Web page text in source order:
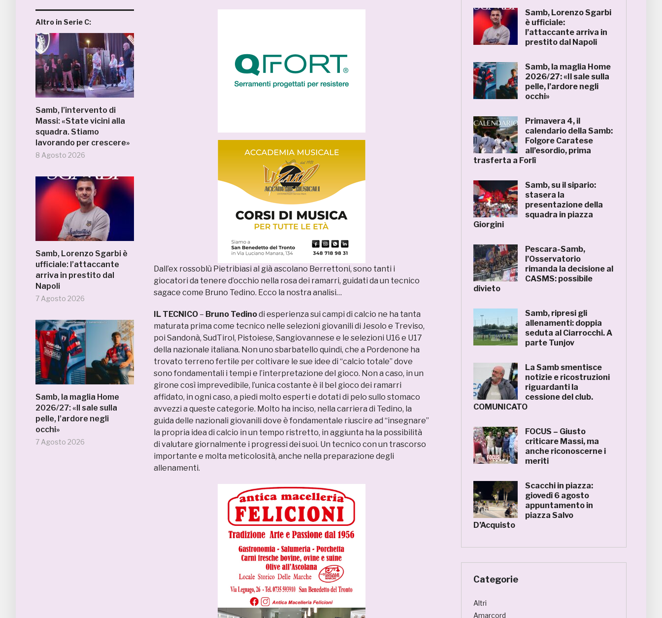
Altro in Serie C:
Samb, l’intervento di
Massi: «State vicini alla
squadra. Stiamo
lavorando per crescere»
8 Agosto 2026
Samb, Lorenzo Sgarbi è
ufficiale: l’attaccante
arriva in prestito dal
Napoli
7 Agosto 2026
Samb, la maglia Home
2026/27: «Il sale sulla
pelle, l’ardore negli
occhi»
7 Agosto 2026
Dall’ex rossoblù Pietribiasi al già ascolano Berrettoni, sono tanti i
giocatori da tenere d’occhio nella rosa dei ramarri, guidati da un tecnico
sagace come Bruno Tedino. Ecco la nostra analisi…
IL TECNICO – Bruno Tedinodi esperienza sui campi di calcio ne ha tanta
maturata prima come tecnico nelle selezioni giovanili di Jesolo e Treviso,
poi Sandonà, SudTirol, Pistoiese, Sangiovannese e le selezioni U16 e U17
della nazionale italiana. Non uno sbarbatello quindi, che a Pordenone ha
trovato terreno fertile per coltivare le sue idee di “calcio totale” dove
sono fondamentali i tempi e l’interpretazione del gioco. Non a caso, in un
girone così imprevedibile, l’unica costante è il bel gioco dei ramarri
affidato, in ogni caso, a piedi molto esperti e dotati di pelo sullo stomaco
avvezzi a queste categorie. Molto ha inciso, nella carriera di Tedino, la
guida delle nazionali giovanili dove è fondamentale riuscire ad “insegnare”
la propria idea di calcio in un tempo ristretto, in aggiunta ha la possibilità
di valutare giornalmente i progressi dei suoi. Un tecnico con un trascorso
importante e molta meticolosità, anche nella preparazione degli
allenamenti.
Samb, Lorenzo Sgarbi
è ufficiale:
l’attaccante arriva in
prestito dal Napoli
Samb, la maglia Home
2026/27: «Il sale sulla
pelle, l’ardore negli
occhi»
Primavera 4, il
calendario della Samb:
Folgore Caratese
all’esordio, prima
trasferta a Forlì
Samb, su il sipario:
stasera la
presentazione della
squadra in piazza
Giorgini
Pescara-Samb,
l’Osservatorio
rimanda la decisione al
CASMS: possibile
divieto
Samb, ripresi gli
allenamenti: doppia
seduta al Ciarrocchi. A
parte Tunjov
La Samb smentisce
notizie e ricostruzioni
riguardanti la
cessione del club.
COMUNICATO
FOCUS – Giusto
criticare Massi, ma
anche riconoscerne i
meriti
Scacchi in piazza:
giovedì 6 agosto
appuntamento in
piazza Salvo
D’Acquisto
Categorie
Altri
Amarcord